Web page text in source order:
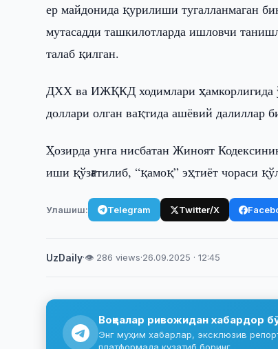
ер майдонида қурилиши тугалланмаган
мутасадди ташкилотларда ишловчи
талаб қилган.
ДХХ ва ИЖҚКД ходимлари ҳамкорлигида
доллари олган вақтида ашёвий далиллар
Ҳозирда унга нисбатан Жиноят
иши қўзғатилиб, “қамоқ” эҳтиёт чораси
Улашиш: Telegram Twitter/X
UzDaily·👁 286 views·26.09.2025 · 12:45
Воқеалар ривожидан хабардор
Энг муҳим хабарлар, эксклюзив